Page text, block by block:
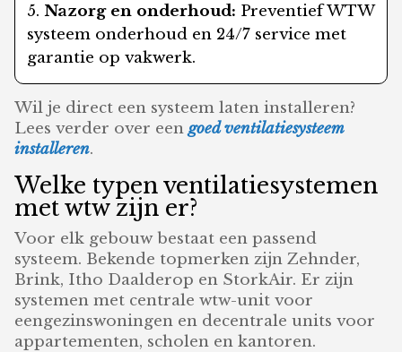
Nazorg en onderhoud: Preventief WTW
systeem onderhoud en 24/7 service met
garantie op vakwerk.
Wil je direct een systeem laten installeren?
Lees verder over eengoed ventilatiesysteem
installeren.
Welke typen ventilatiesystemen
met wtw zijn er?
Voor elk gebouw bestaat een passend
systeem. Bekende topmerken zijn Zehnder,
Brink, Itho Daalderop en StorkAir. Er zijn
systemen met centrale wtw-unit voor
eengezinswoningen en decentrale units voor
appartementen, scholen en kantoren.